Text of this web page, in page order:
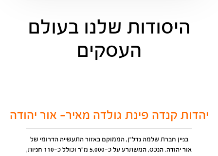
היסודות שלנו בעולם
העסקים
יהדות קנדה פינת גולדה מאיר- אור יהודה
בניין חברת שלמה נדל"ן, הממוקם באזור התעשייה הדרומי של
אור יהודה. הנכס, המשתרע על כ-5,000 מ"ר וכולל כ-110 חניות,